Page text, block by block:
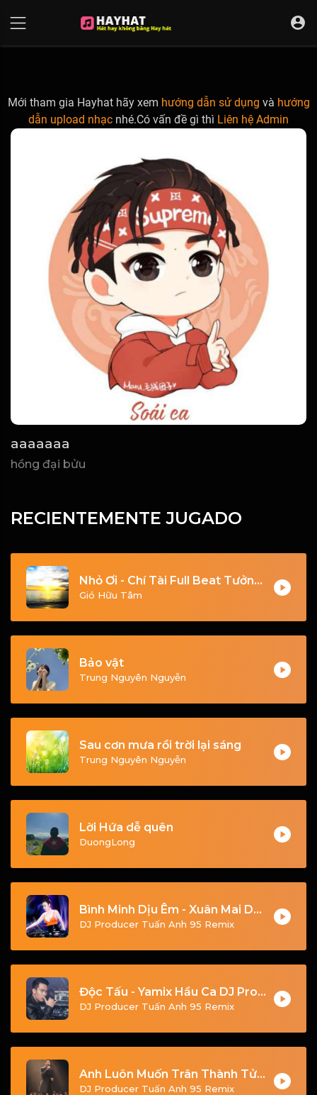
Mới tham gia Hayhat hãy xem hướng dẫn sử dụng và hướng
dẫn upload nhạc nhé.Có vấn đề gì thì Liên hệ Admin
aaaaaaa
hồng đại bửu
RECIENTEMENTE JUGADO
Nhỏ Ơi - Chí Tài Full Beat Tưởng Nhớ Danh Hài Chí Tài_1782008672743
Gió Hữu Tâm
Bảo vật
Trung Nguyên Nguyễn
Sau cơn mưa rồi trời lại sáng
Trung Nguyên Nguyễn
Lời Hứa dễ quên
DuongLong
Bình Minh Dịu Êm - Xuân Mai DJ Poducer Tuấn Anh 95 Vina House (Remix 2026)
DJ Producer Tuấn Anh 95 Remix
Độc Tấu - Yamix Hầu Ca DJ Producer Tuấn Anh 95 Vina House (Remix 2026)
DJ Producer Tuấn Anh 95 Remix
Anh Luôn Muốn Trân Thành Tử Tế Và Tôn Trọng Em Thật Nhiều
DJ Producer Tuấn Anh 95 Remix